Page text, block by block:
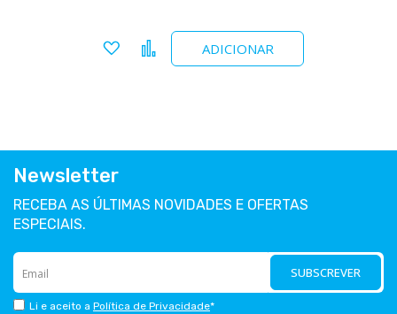
ADICIONAR
Adicionar a favoritos
Comparar
Newsletter
RECEBA AS ÚLTIMAS NOVIDADES E OFERTAS
ESPECIAIS.
SUBSCREVER
Li e aceito a Política de Privacidade*